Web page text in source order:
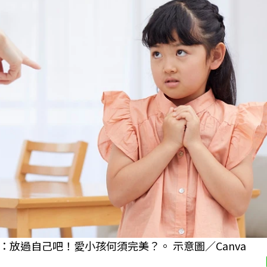
過自己吧！愛小孩何須完美？。 示意圖／Canva